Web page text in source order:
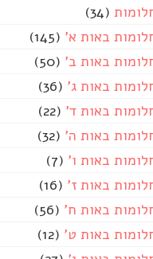
(34)
באות א' (145)
באות ב' (50)
באות ג' (36)
באות ד' (22)
באות ה' (32)
באות ו' (7)
באות ז' (16)
באות ח' (56)
באות ט' (12)